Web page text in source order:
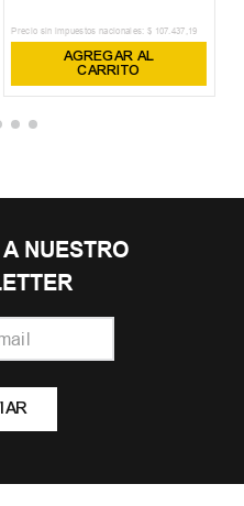
Precio sin impuestos nacionales: $ 107 437 19
AGREGAR AL
CARRITO
NUESTRO